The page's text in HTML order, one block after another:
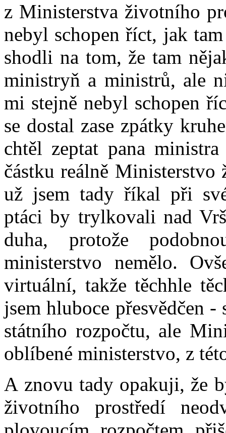
z Ministerstva životního
nebyl schopen říct, jak
shodli na tom, že tam
ministryň a ministrů, ale
mi stejně nebyl schopen
se dostal zase zpátky
chtěl zeptat pana
částku reálně
už jsem tady říkal při
ptáci by trylkovali nad
duha, protože
ministerstvo nemělo.
virtuální, takže těchhle
jsem hluboce přesvědčen
státního rozpočtu, ale
oblíbené ministerstvo, z
A znovu tady opakuji, že
životního prostředí